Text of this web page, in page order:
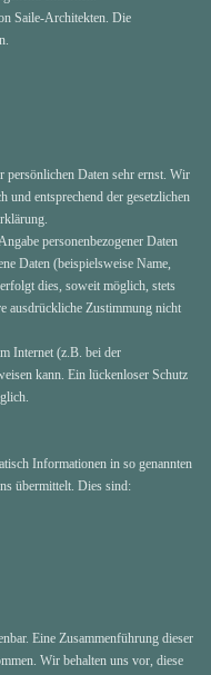
Saile-Architekten. Die
persönlichen Daten sehr ernst. Wir
und entsprechend der gesetzlichen
personenbezogener Daten
Daten (beispielsweise Name,
dies, soweit möglich, stets
ausdrückliche Zustimmung nicht
Internet (z.B. bei der
kann. Ein lückenloser Schutz
Informationen in so genannten
übermittelt. Dies sind:
Eine Zusammenführung dieser
Wir behalten uns vor, diese